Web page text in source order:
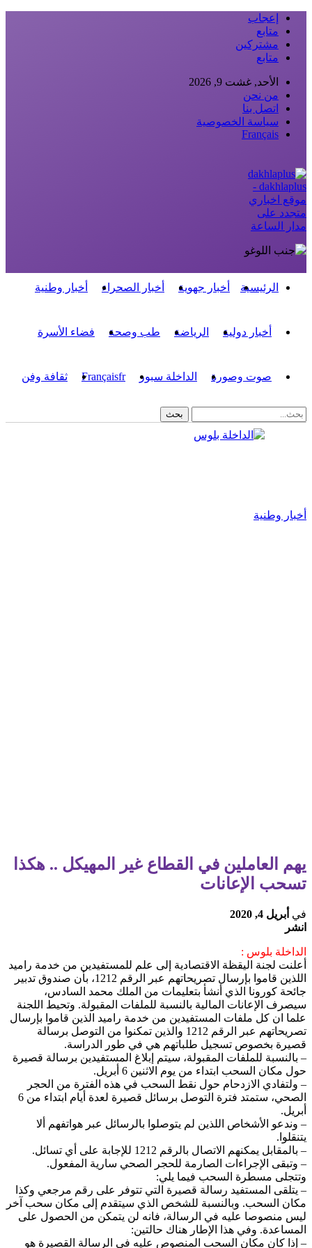
إعجاب
متابع
مشتركين
متابع
الأحد, غشت 9, 2026
من نحن
اتصل بنا
سياسة الخصوصية
Français
dakhlaplus -
موقع اخباري
متجدد على
مدار الساعة
الرئيسية أخبار جهوية أخبار الصحراء أخبار وطنية
أخبار دولية الرياضة طب وصحة فضاء الأسرة
صوت وصورة الداخلة سبور Françaisfr ثقافة وفن
أخبار وطنية
يهم العاملين في القطاع غير المهيكل .. هكذا
تسحب الإعانات
في أبريل 4, 2020
انشر
الداخلة بلوس :
أعلنت لجنة اليقظة الاقتصادية إلى علم للمستفيدين من خدمة راميد
اللذين قاموا بإرسال تصريحاتهم عبر الرقم 1212، بأن صندوق تدبير
جائحة كورونا الذي أنشأ بتعليمات من الملك محمد السادس،
سيصرف الإعانات المالية بالنسبة للملفات المقبولة. وتحيط اللجنة
علما ان كل ملفات المستفيدين من خدمة راميد الذين قاموا بإرسال
تصريحاتهم عبر الرقم 1212 والذين تمكنوا من التوصل برسالة
قصيرة بخصوص تسجيل طلباتهم هي في طور الدراسة.
– بالنسبة للملفات المقبولة، سيتم إبلاغ المستفيدين برسالة قصيرة
حول مكان السحب ابتداء من يوم الاثنين 6 أبريل.
– ولتفادي الازدحام حول نقط السحب في هذه الفترة من الحجر
الصحي، ستمتد فترة التوصل برسائل قصيرة لعدة أيام ابتداء من 6
أبريل.
– وندعو الأشخاص اللذين لم يتوصلوا بالرسائل عبر هواتفهم ألا
يتنقلوا.
– بالمقابل يمكنهم الاتصال بالرقم 1212 للإجابة على أي تسائل.
– وتبقى الإجراءات الصارمة للحجر الصحي سارية المفعول.
وتتجلى مسطرة السحب فيما يلي:
– يتلقى المستفيد رسالة قصيرة التي تتوفر على رقم مرجعي وكذا
مكان السحب. وبالنسبة للشخص الذي سيتقدم إلى مكان سحب آخر
ليس منصوصا عليه في الرسالة، فانه لن يتمكن من الحصول على
المساعدة. وفي هذا الإطار هناك حالتين:
– إذا كان مكان السحب المنصوص عليه في الرسالة القصيرة هو